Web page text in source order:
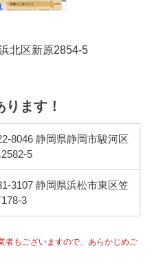
北区新原2854-5
ます！
8046 静岡県静岡市駿河区
5
3107 静岡県浜松市東区笠
3
もございますので、あらかじめご